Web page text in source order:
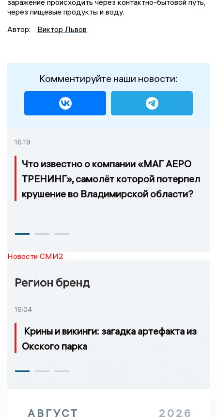
заражение происходить через контактно-бытовой путь,
через пищевые продукты и воду.
Автор:
Виктор Львов
Комментируйте наши новости:
16:19
Что известно о компании «МАГ АЕРО
ТРЕНИНГ», самолёт которой потерпел
крушение во Владимирской области?
Новости СМИ2
Регион бренд
16:04
Крины и викинги: загадка артефакта из
Окского парка
АВГУСТ 2026